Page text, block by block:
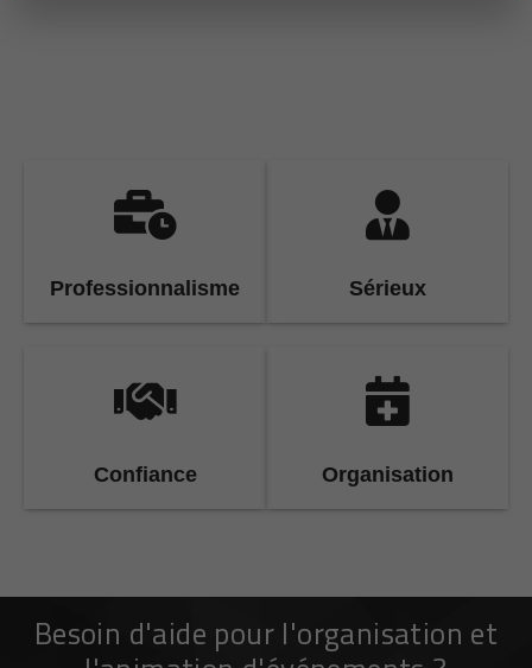
Professionnalisme Sérieux
Confiance Organisation
Besoin d'aide pour l'organisation et